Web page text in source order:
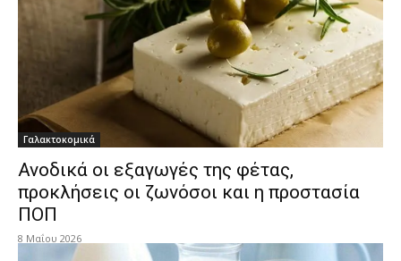
Γαλακτοκομικά
Ανοδικά οι εξαγωγές της φέτας,
προκλήσεις οι ζωνόσοι και η προστασία
ΠΟΠ
8 Μαΐου 2026